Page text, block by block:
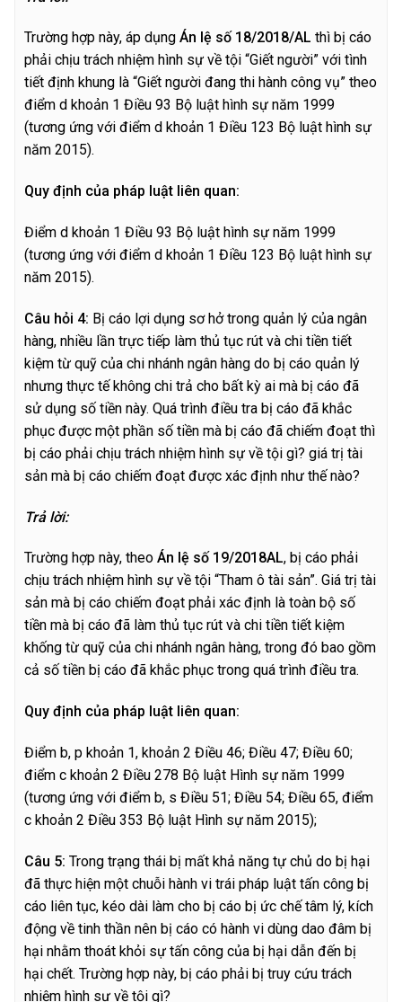
Trường hợp này, áp dụng Án lệ số 18/2018/AL thì bị cáo
phải chịu trách nhiệm hình sự về tội “Giết người” với tình
tiết định khung là “Giết người đang thi hành công vụ” theo
điểm d khoản 1 Điều 93 Bộ luật hình sự năm 1999
(tương ứng với điểm d khoản 1 Điều 123 Bộ luật hình sự
năm 2015).
Quy định của pháp luật liên quan:
Điểm d khoản 1 Điều 93 Bộ luật hình sự năm 1999
(tương ứng với điểm d khoản 1 Điều 123 Bộ luật hình sự
năm 2015).
Câu hỏi 4: Bị cáo lợi dụng sơ hở trong quản lý của ngân
hàng, nhiều lần trực tiếp làm thủ tục rút và chi tiền tiết
kiệm từ quỹ của chi nhánh ngân hàng do bị cáo quản lý
nhưng thực tế không chi trả cho bất kỳ ai mà bị cáo đã
sử dụng số tiền này. Quá trình điều tra bị cáo đã khắc
phục được một phần số tiền mà bị cáo đã chiếm đoạt thì
bị cáo phải chịu trách nhiệm hình sự về tội gì? giá trị tài
sản mà bị cáo chiếm đoạt được xác định như thế nào?
Trả lời:
Trường hợp này, theo Án lệ số 19/2018AL, bị cáo phải
chịu trách nhiệm hình sự về tội “Tham ô tài sản”. Giá trị tài
sản mà bị cáo chiếm đoạt phải xác định là toàn bộ số
tiền mà bị cáo đã làm thủ tục rút và chi tiền tiết kiệm
khống từ quỹ của chi nhánh ngân hàng, trong đó bao gồm
cả số tiền bị cáo đã khắc phục trong quá trình điều tra.
Quy định của pháp luật liên quan:
Điểm b, p khoản 1, khoản 2 Điều 46; Điều 47; Điều 60;
điểm c khoản 2 Điều 278 Bộ luật Hình sự năm 1999
(tương ứng với điểm b, s Điều 51; Điều 54; Điều 65, điểm
c khoản 2 Điều 353 Bộ luật Hình sự năm 2015);
Câu 5: Trong trạng thái bị mất khả năng tự chủ do bị hại
đã thực hiện một chuỗi hành vi trái pháp luật tấn công bị
cáo liên tục, kéo dài làm cho bị cáo bị ức chế tâm lý, kích
động về tinh thần nên bị cáo có hành vi dùng dao đâm bị
hại nhằm thoát khỏi sự tấn công của bị hại dẫn đến bị
hại chết. Trường hợp này, bị cáo phải bị truy cứu trách
nhiệm hình sự về tội gì?